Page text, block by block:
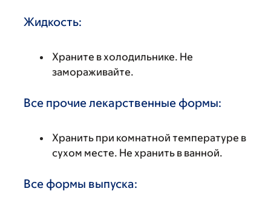
Жидкость:
Храните в холодильнике. Не
замораживайте.
Все прочие лекарственные формы:
Хранить при комнатной температуре в
сухом месте. Не хранить в ванной.
Все формы выпуска: